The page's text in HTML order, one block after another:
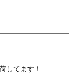
してます！